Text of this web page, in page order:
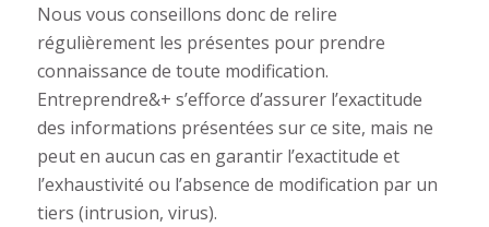
Nous vous conseillons donc de relire
régulièrement les présentes pour prendre
connaissance de toute modification.
Entreprendre&+ s’efforce d’assurer l’exactitude
des informations présentées sur ce site, mais ne
peut en aucun cas en garantir l’exactitude et
l’exhaustivité ou l’absence de modification par un
tiers (intrusion, virus).